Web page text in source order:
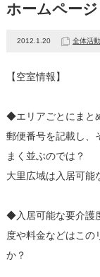
ホームペー
2012.1.20 全体活動
【空室情報】
◆エリアごとにまと
郵便番号を記載し、
まく並ぶのでは？
大里広域は入居可能
◆入居可能な要介護
度や料金などはこの
か？